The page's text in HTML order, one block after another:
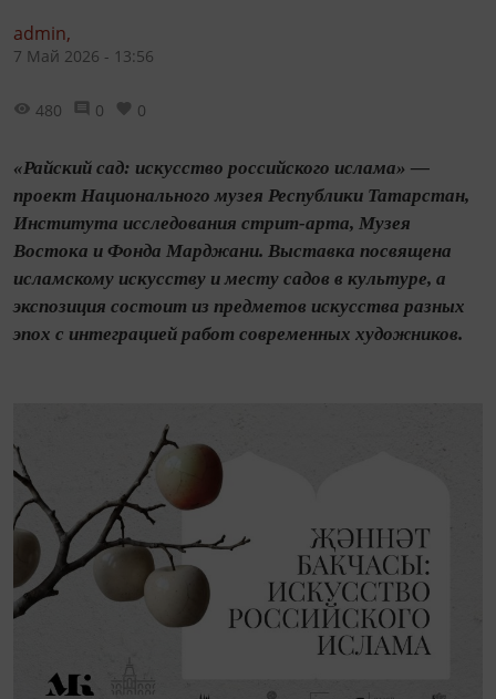
admin,
7 Май 2026 - 13:56
480 0 0
«Райский сад: искусство российского ислама» —
проект Национального музея Республики Татарстан,
Института исследования стрит-арта, Музея
Востока и Фонда Марджани. Выставка посвящена
исламскому искусству и месту садов в культуре, а
экспозиция состоит из предметов искусства разных
эпох с интеграцией работ современных художников.